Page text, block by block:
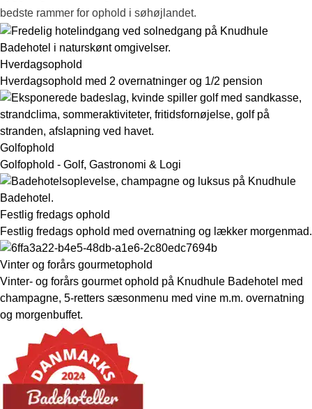
bedste rammer for ophold i søhøjlandet.
Hverdagsophold
Hverdagsophold med 2 overnatninger og 1/2 pension
Golfophold
Golfophold - Golf, Gastronomi & Logi
Festlig fredags ophold
Festlig fredags ophold med overnatning og lækker morgenmad.
Vinter og forårs gourmetophold
Vinter- og forårs gourmet ophold på Knudhule Badehotel med
champagne, 5-retters sæsonmenu med vine m.m. overnatning
og morgenbuffet.